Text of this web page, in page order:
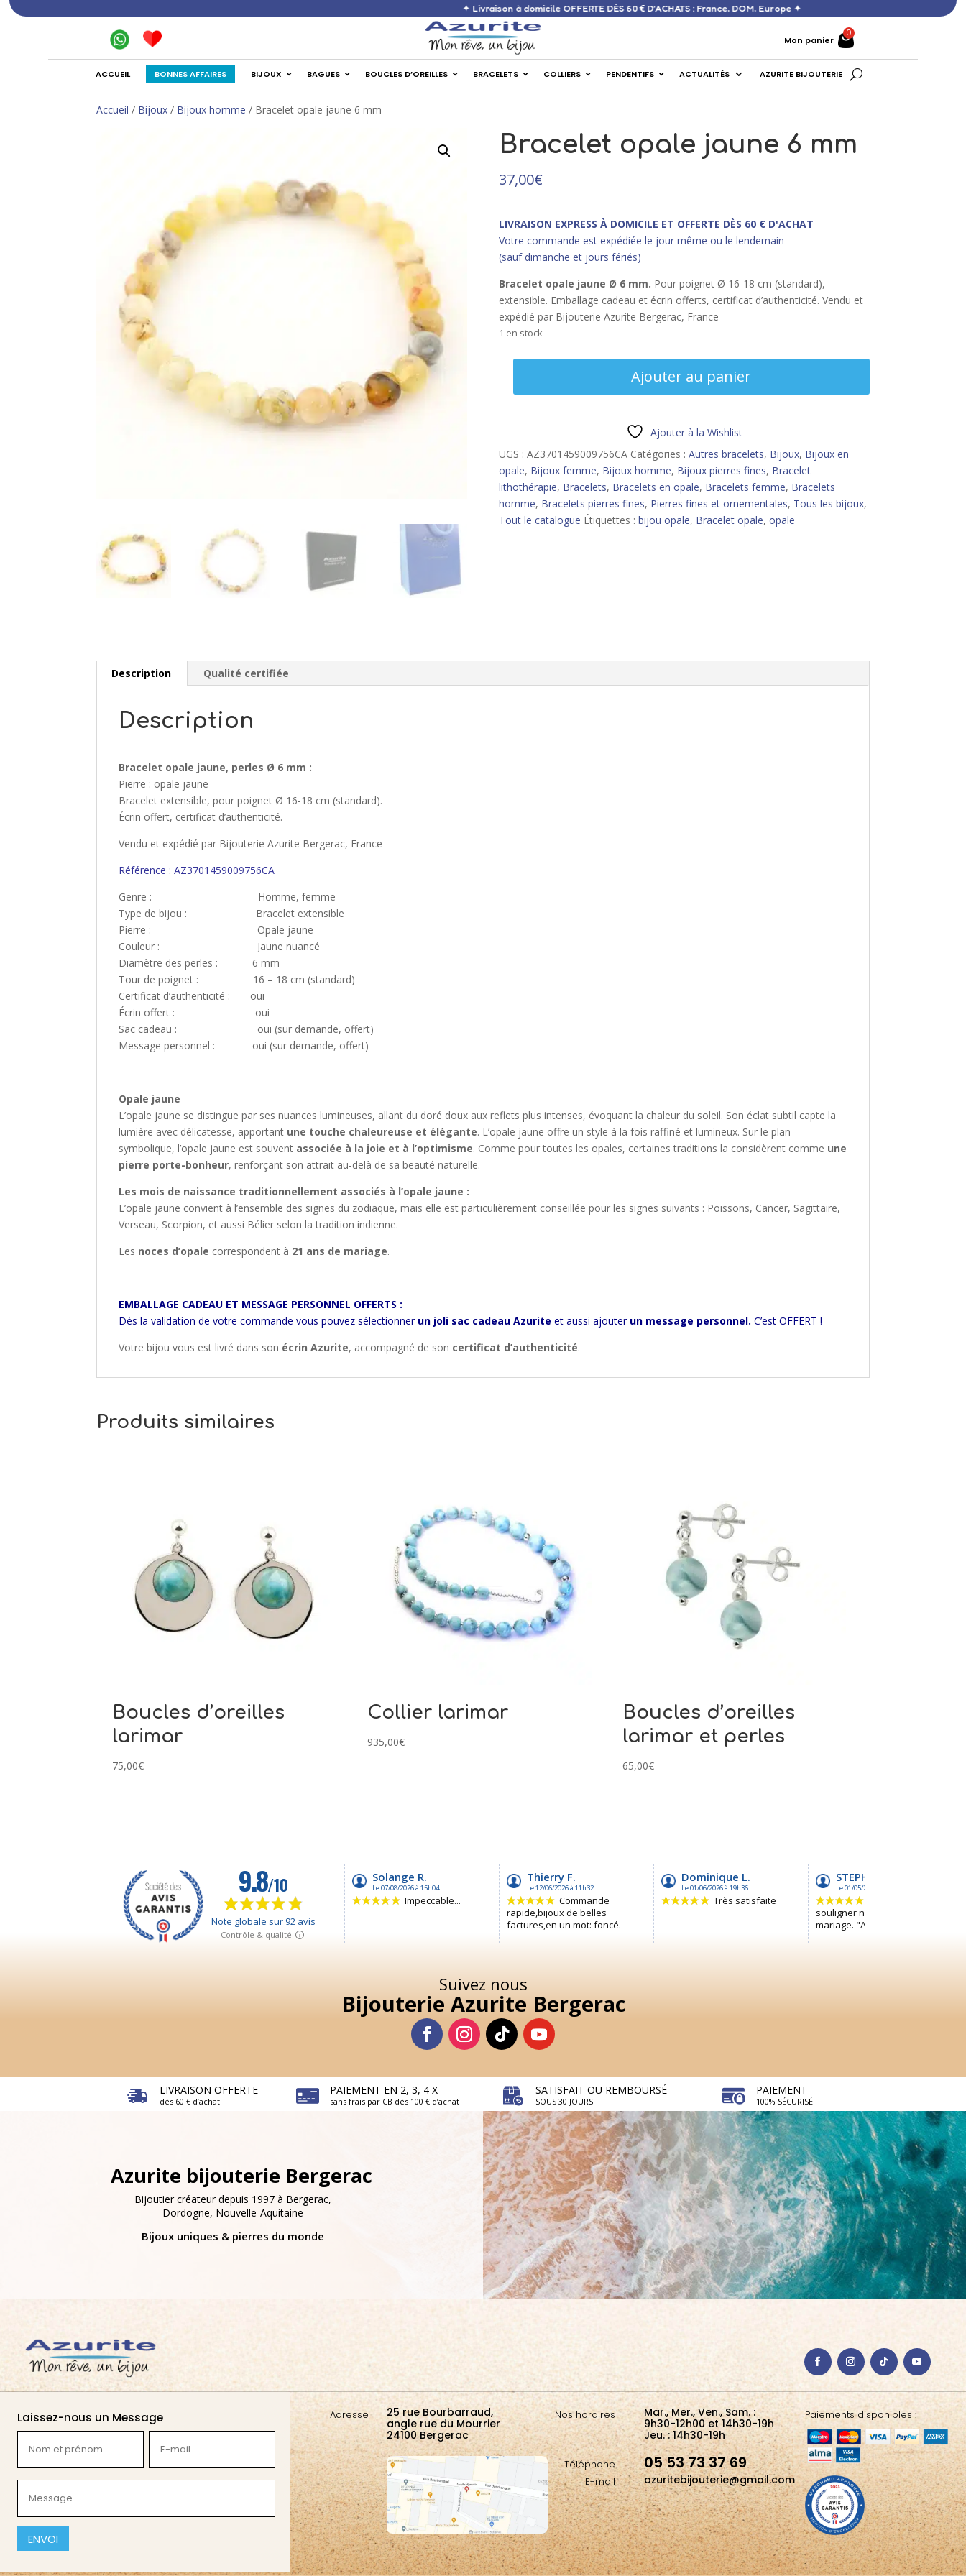
✦ Livraison à domicile OFFERTE DÈS 60 € D’ACHATS : France, DOM, Europe ✦
Mon panier
ACCUEIL BONNES AFFAIRES BIJOUX BAGUES BOUCLES D’OREILLES BRACELETS COLLIERS PENDENTIFS ACTUALITÉS AZURITE BIJOUTERIE
Accueil / Bijoux / Bijoux homme / Bracelet opale jaune 6 mm
Bracelet opale jaune 6 mm
37,00€
LIVRAISON EXPRESS À DOMICILE ET OFFERTE DÈS 60 € D'ACHAT
Votre commande est expédiée le jour même ou le lendemain
(sauf dimanche et jours fériés)
Bracelet opale jaune Ø 6 mm. Pour poignet Ø 16-18 cm (standard),
extensible. Emballage cadeau et écrin offerts, certificat d’authenticité. Vendu et
expédié par Bijouterie Azurite Bergerac, France
1 en stock
Bracelet
6
mm
Ajouter au panier
Ajouter à la Wishlist
UGS : AZ3701459009756CA Catégories : Autres bracelets, Bijoux, Bijoux en
opale, Bijoux femme, Bijoux homme, Bijoux pierres fines, Bracelet
lithothérapie, Bracelets, Bracelets en opale, Bracelets femme, Bracelets
homme, Bracelets pierres fines, Pierres fines et ornementales, Tous les bijoux,
Tout le catalogue Étiquettes : bijou opale, Bracelet opale, opale
Description Qualité certifiée
Description
Bracelet opale jaune, perles Ø 6 mm :
Pierre : opale jaune
Bracelet extensible, pour poignet Ø 16-18 cm (standard).
Écrin offert, certificat d’authenticité.
Vendu et expédié par Bijouterie Azurite Bergerac, France
Référence : AZ3701459009756CA
Genre : Homme, femme
Type de bijou : Bracelet extensible
Pierre : Opale jaune
Couleur : Jaune nuancé
Diamètre des perles : 6 mm
Tour de poignet : 16 – 18 cm (standard)
Certificat d’authenticité : oui
Écrin offert : oui
Sac cadeau : oui (sur demande, offert)
Message personnel : oui (sur demande, offert)
Opale jaune
L’opale jaune se distingue par ses nuances lumineuses, allant du doré doux aux reflets plus intenses, évoquant la chaleur du soleil. Son éclat subtil capte la
lumière avec délicatesse, apportant une touche chaleureuse et élégante. L’opale jaune offre un style à la fois raffiné et lumineux. Sur le plan
symbolique, l’opale jaune est souvent associée à la joie et à l’optimisme. Comme pour toutes les opales, certaines traditions la considèrent comme une
pierre porte-bonheur, renforçant son attrait au-delà de sa beauté naturelle.
Les mois de naissance traditionnellement associés à l’opale jaune :
L’opale jaune convient à l’ensemble des signes du zodiaque, mais elle est particulièrement conseillée pour les signes suivants : Poissons, Cancer, Sagittaire,
Verseau, Scorpion, et aussi Bélier selon la tradition indienne.
Les noces d’opale correspondent à 21 ans de mariage.
EMBALLAGE CADEAU ET MESSAGE PERSONNEL OFFERTS :
Dès la validation de votre commande vous pouvez sélectionner un joli sac cadeau Azurite et aussi ajouter un message personnel.C’est OFFERT !
Votre bijou vous est livré dans son écrin Azurite, accompagné de son certificat d’authenticité.
Produits similaires
Boucles d’oreilles
larimar
75,00€
Collier larimar
935,00€
Boucles d’oreilles
larimar et perles
65,00€
Suivez nous
Bijouterie Azurite Bergerac
LIVRAISON OFFERTE
dès 60 € d’achat
PAIEMENT EN 2, 3, 4 X
sans frais par CB dès 100 € d’achat
SATISFAIT OU REMBOURSÉ
SOUS 30 JOURS
PAIEMENT
100% SÉCURISÉ
Azurite bijouterie Bergerac
Bijoutier créateur depuis 1997 à Bergerac,
Dordogne, Nouvelle-Aquitaine
Bijoux uniques & pierres du monde
Laissez-nous un Message
et
prénom
mail
(Nécessaire)
(Nécessaire)
CAPTCHA
Adresse
25 rue Bourbarraud,
angle rue du Mourrier
24100 Bergerac
Nos horaires
Téléphone
E-mail
Mar., Mer., Ven., Sam. :
9h30-12h00 et 14h30-19h
Jeu. : 14h30-19h
05 53 73 37 69
azuritebijouterie@gmail.com
Paiements disponibles :